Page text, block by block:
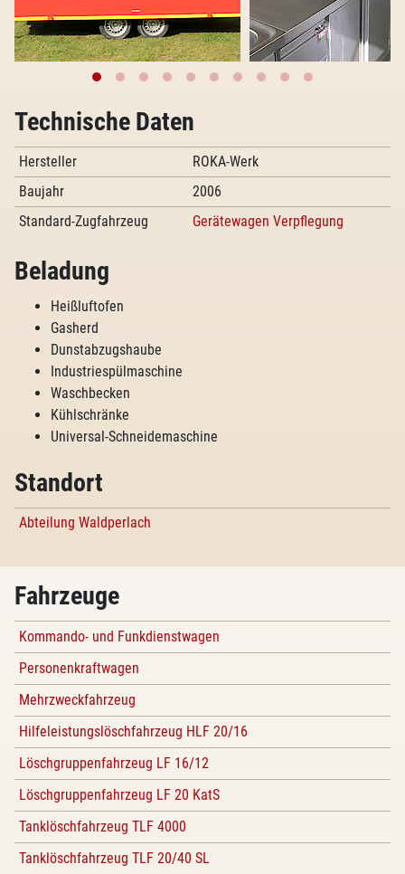
Technische Daten
Hersteller
ROKA-Werk
Baujahr
2006
Standard-Zugfahrzeug
Gerätewagen Verpflegung
Beladung
Heißluftofen
Gasherd
Dunstabzugshaube
Industriespülmaschine
Waschbecken
Kühlschränke
Universal-Schneidemaschine
Standort
Abteilung Waldperlach
Fahrzeuge
Kommando- und Funkdienstwagen
Personenkraftwagen
Mehrzweckfahrzeug
Hilfeleistungslöschfahrzeug HLF 20/16
Löschgruppenfahrzeug LF 16/12
Löschgruppenfahrzeug LF 20 KatS
Tanklöschfahrzeug TLF 4000
Tanklöschfahrzeug TLF 20/40 SL